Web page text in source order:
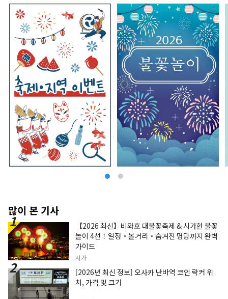
많이 본 기사
【2026 최신】비와호 대불꽃축제 & 시가현 불꽃
놀이 4선！일정・볼거리・숨겨진 명당까지 완벽
가이드
시가
[2026년 최신 정보] 오사카 난바역 코인 락커 위
치, 가격 및 크기